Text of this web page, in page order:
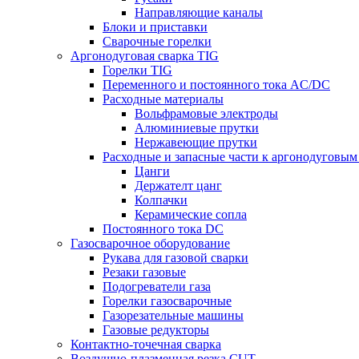
Направляющие каналы
Блоки и приставки
Сварочные горелки
Аргонодуговая сварка TIG
Горелки TIG
Переменного и постоянного тока AC/DC
Расходные материалы
Вольфрамовые электроды
Алюминиевые прутки
Нержавеющие прутки
Расходные и запасные части к
Цанги
Держателт цанг
Колпачки
Керамические сопла
Постоянного тока DC
Газосварочное оборудование
Рукава для газовой сварки
Резаки газовые
Подогреватели газа
Горелки газосварочные
Газорезательные машины
Газовые редукторы
Контактно-точечная сварка